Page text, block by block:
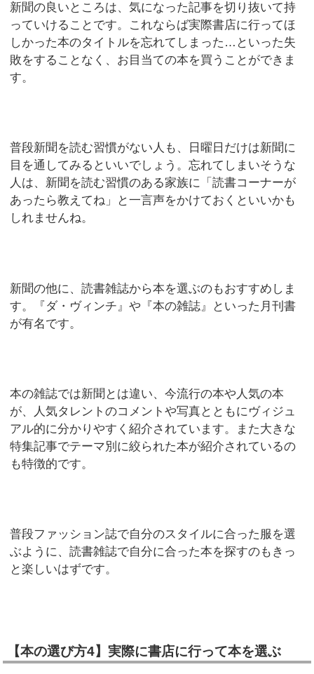
新聞の良いところは、気になった記事を切り抜いて持
っていけることです。これならば実際書店に行ってほ
しかった本のタイトルを忘れてしまった…といった失
敗をすることなく、お目当ての本を買うことができま
す。
普段新聞を読む習慣がない人も、日曜日だけは新聞に
目を通してみるといいでしょう。忘れてしまいそうな
人は、新聞を読む習慣のある家族に「読書コーナーが
あったら教えてね」と一言声をかけておくといいかも
しれませんね。
新聞の他に、読書雑誌から本を選ぶのもおすすめしま
す。『ダ・ヴィンチ』や『本の雑誌』といった月刊書
が有名です。
本の雑誌では新聞とは違い、今流行の本や人気の本
が、人気タレントのコメントや写真とともにヴィジュ
アル的に分かりやすく紹介されています。また大きな
特集記事でテーマ別に絞られた本が紹介されているの
も特徴的です。
普段ファッション誌で自分のスタイルに合った服を選
ぶように、読書雑誌で自分に合った本を探すのもきっ
と楽しいはずです。
【本の選び方4】実際に書店に行って本を選ぶ